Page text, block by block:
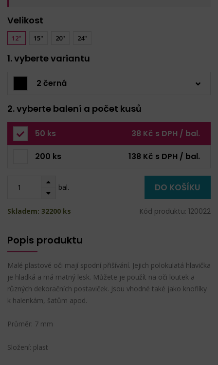
Velikost
12" 15" 20" 24"
1. vyberte variantu
2 černá
2. vyberte balení a počet kusů
50 ks 38 Kč s DPH / bal.
200 ks 138 Kč s DPH / bal.
bal. DO KOŠÍKU
Skladem: 32200 ks Kód produktu: 120022
Popis produktu
Malé plastové oči mají spodní přišívání. Jejich polokulatá hlavička
je hladká a má matný lesk. Můžete je použít na oči loutek a
různých dekoračních postaviček. Jsou vhodné také jako knoflíky
k halenkám, šatům apod.
Průměr: 7 mm
Složení: plast